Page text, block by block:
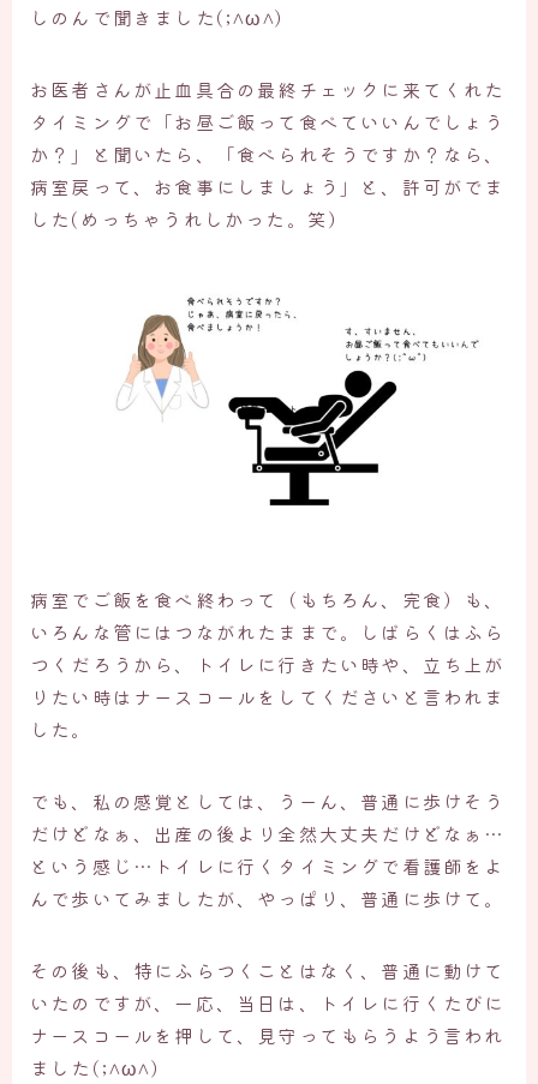
しのんで聞きました(;^ω^)
お医者さんが止血具合の最終チェックに来てくれた
タイミングで「お昼ご飯って食べていいんでしょう
か？」と聞いたら、「食べられそうですか？なら、
病室戻って、お食事にしましょう」と、許可がでま
した(めっちゃうれしかった。笑）
病室でご飯を食べ終わって（もちろん、完食）も、
いろんな管にはつながれたままで。しばらくはふら
つくだろうから、トイレに行きたい時や、立ち上が
りたい時はナースコールをしてくださいと言われま
した。
でも、私の感覚としては、うーん、普通に歩けそう
だけどなぁ、出産の後より全然大丈夫だけどなぁ…
という感じ…トイレに行くタイミングで看護師をよ
んで歩いてみましたが、やっぱり、普通に歩けて。
その後も、特にふらつくことはなく、普通に動けて
いたのですが、一応、当日は、トイレに行くたびに
ナースコールを押して、見守ってもらうよう言われ
ました(;^ω^)